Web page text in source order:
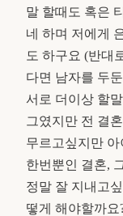
말 할때도 혹은
네 하며 저에게
도 하구요 (반대
다면 남자를 두
서로 더이상 할
그였지만 전 결
무르고싶지만 아
한번뿐인 결혼,
정말 잘 지내고
떻게 해야할까요